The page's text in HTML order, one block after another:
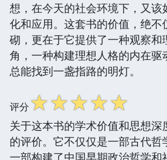
想，在今天的社会环境下，又该
化和应用。这套书的价值，绝不
砌，更在于它提供了一种观察和
角，一种构建理想人格的内在驱
总能找到一盏指路的明灯。
评分☆☆☆☆☆
关于这本书的学术价值和思想深
的评价。它不仅仅是一部古代哲
一部构建了中国早期政治哲学和